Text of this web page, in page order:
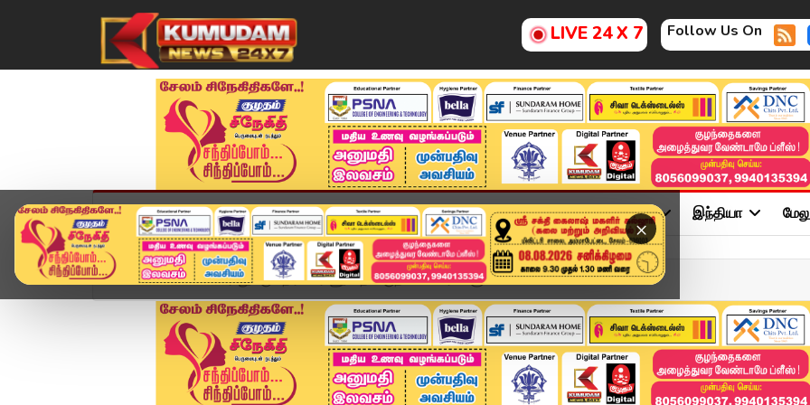
LIVE 24 X 7 Follow Us On
×
முகப்பு விளையாட்டு அண்மை தமிழ்நாடு சினிமா அரசியல் விளையாட்டு இந்தியா
Home உலகம் ஈரானுக்கு எதிரான ராணுவ தாக்குதல்.. 2 வாரங்களுக்...